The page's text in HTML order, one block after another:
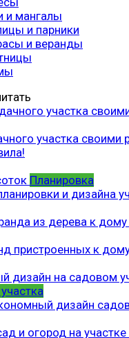
и мангалы
и парники
и веранды
участка своими
Планировка
и дизайна
пристроенных к
дизайн